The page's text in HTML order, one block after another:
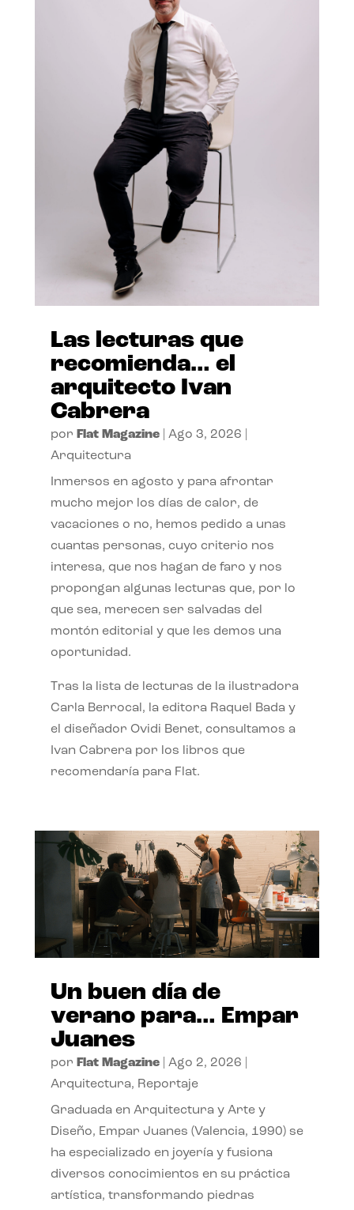
Las lecturas que
recomienda… el
arquitecto Ivan
Cabrera
por Flat Magazine| Ago 3, 2026
Arquitectura
Inmersos en agosto y para afrontar
mucho mejor los días de calor, de
vacaciones o no, hemos pedido a unas
cuantas personas, cuyo criterio nos
interesa, que nos hagan de faro y nos
propongan algunas lecturas que, por lo
que sea, merecen ser salvadas del
montón editorial y que les demos una
oportunidad.
Tras la lista de lecturas de la ilustradora
Carla Berrocal, la editora Raquel Bada y
el diseñador Ovidi Benet, consultamos a
Ivan Cabrera por los libros que
recomendaría para Flat.
Un buen día de
verano para… Empar
Juanes
por Flat Magazine| Ago 2, 2026
Arquitectura, Reportaje
Graduada en Arquitectura y Arte y
Diseño, Empar Juanes (Valencia, 1990) se
ha especializado en joyería y fusiona
diversos conocimientos en su práctica
artística, transformando piedras